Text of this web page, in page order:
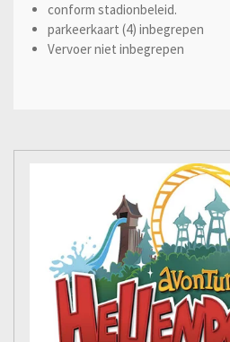
conform stadionbeleid.
parkeerkaart (4) inbegrepen
Vervoer niet inbegrepen